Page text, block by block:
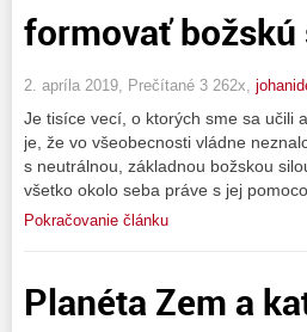
formovať božskú
2. apríla 2019, Prečítané 3 262x,
Je tisíce vecí, o ktorých sme sa učili
je, že vo všeobecnosti vládne
s neutrálnou, základnou božskou
všetko okolo seba práve s jej
Pokračovanie článku
Planéta Zem a